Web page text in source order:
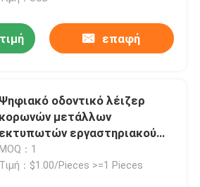
επαφή
Ψηφιακό οδοντικό λέιζερ
κορωνών μετάλλων
εκτυπωτών εργαστηριακού
τρισδιάστατο που
λειώνει Riton δ-100
MOQ：1
Τιμή：$1.00/Pieces >=1 Pieces